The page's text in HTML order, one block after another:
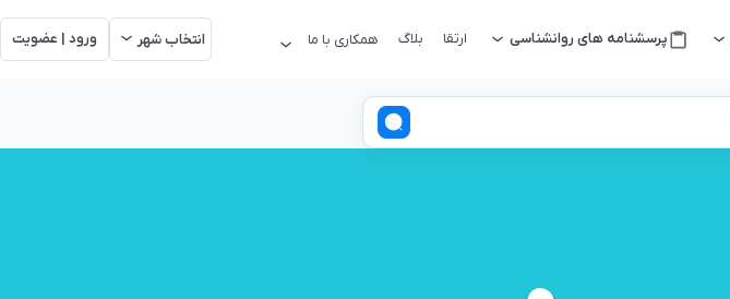
پرسشنامه های روانشناسی ارتقا بلاگ همکاری با ما انتخاب شهر ورود | عضویت